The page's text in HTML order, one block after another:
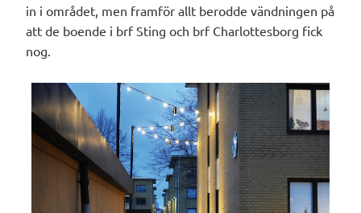
in i området, men framför allt berodde vändningen på
att de boende i brf Sting och brf Charlottesborg fick
nog.